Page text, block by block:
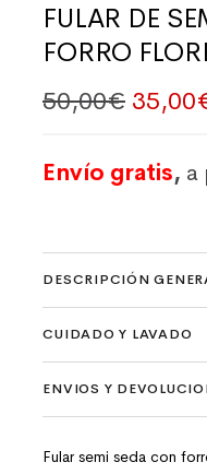
FULAR DE
FORRO
50,00€ El
35,00
Fular semi seda con
Envío gratis, a
DESCRIPCIÓN
CUIDADO Y LAVADO
ENVIOS Y